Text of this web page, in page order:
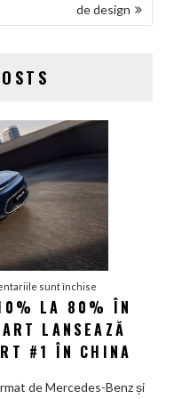
de design
sunt închise
Reîncărcare
de
la
la
LA 80% ÎN
LANSEAZĂ
#1 ÎN CHINA
de Mercedes-Benz și